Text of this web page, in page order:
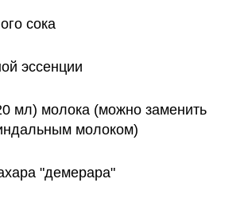
сока
эссенции
мл) молока (можно заменить
молоком)
"демерара"